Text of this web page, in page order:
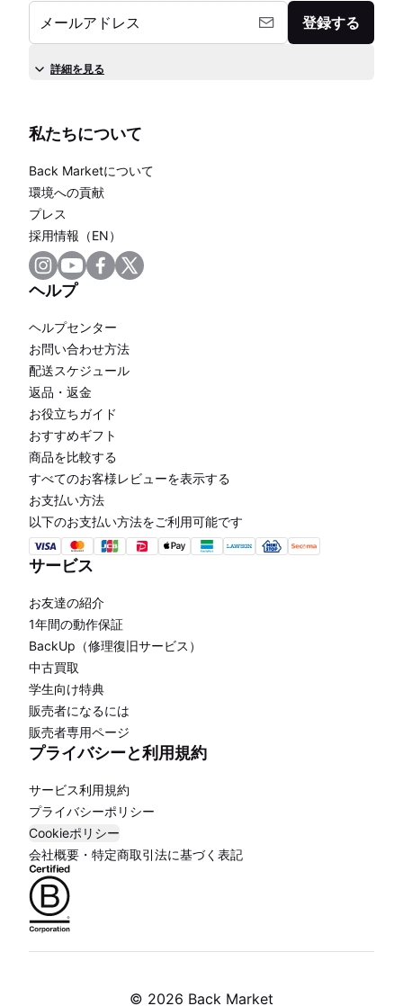
メールアドレス 登録する
詳細を見る
私たちについて
Back Marketについて
環境への貢献
プレス
採用情報（EN）
ヘルプ
ヘルプセンター
お問い合わせ方法
配送スケジュール
返品・返金
お役立ちガイド
おすすめギフト
商品を比較する
すべてのお客様レビューを表示する
お支払い方法
以下のお支払い方法をご利用可能です
サービス
お友達の紹介
1年間の動作保証
BackUp（修理復旧サービス）
中古買取
学生向け特典
販売者になるには
販売者専用ページ
プライバシーと利用規約
サービス利用規約
プライバシーポリシー
Cookieポリシー
会社概要・特定商取引法に基づく表記
© 2026 Back Market